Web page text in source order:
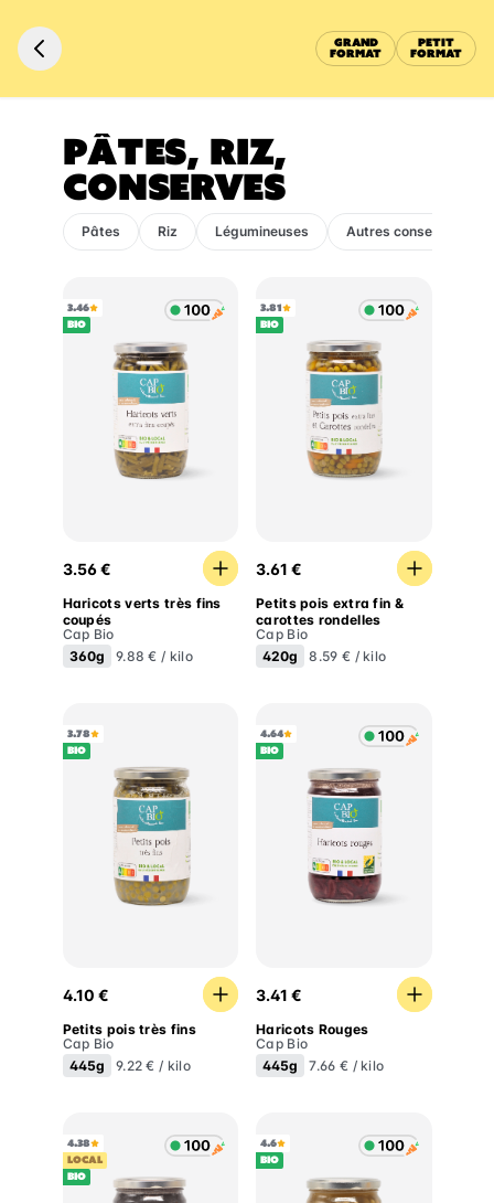
GRAND
FORMAT
PETIT
FORMAT
PÂTES, RIZ,
CONSERVES
Pâtes Riz Légumineuses Autres conserves
3.46
BIO
Haricots verts très fins coupés
3.56 €
Haricots verts très fins
coupés
Cap Bio
360g
9.88 € / kilo
3.81
BIO
Petits pois extra fin &
3.61 €
Petits pois extra fin &
carottes rondelles
Cap Bio
420g
8.59 € / kilo
3.78
BIO
Petits pois très fins
4.10 €
Petits pois très fins
Cap Bio
445g
9.22 € / kilo
4.64
BIO
3.41 €
Haricots Rouges
Cap Bio
445g
7.66 € / kilo
4.38
LOCAL
BIO
4.6
BIO